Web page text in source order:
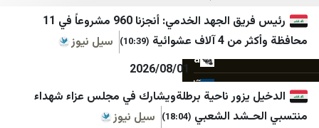
خبر فوری
Mypersia | ايران من
آفتاب نیوز
اتاق اصناف تهران
اليوم الثامن
يافع نيوز
رئيس فريق الجهد الخدمي: أنجزنا 960 مشروعاً في 11
عشوائية
سيل نيوز
2026/08/01
ناحية برطلةويشارك في مجلس عزاء شهداء
الشعبي (18:04)
سيل نيوز